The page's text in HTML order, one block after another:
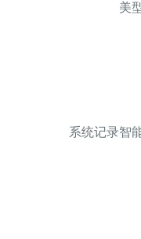
美
系统记录智